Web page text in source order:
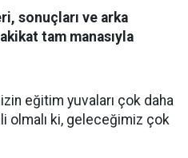
sonuçları ve arka
tam manasıyla
eğitim yuvaları çok daha
olmalı ki, geleceğimiz çok